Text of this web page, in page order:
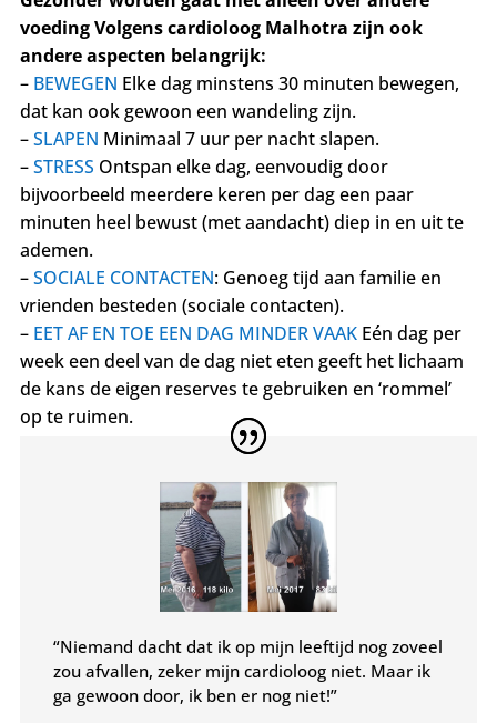
voeding Volgens cardioloog Malhotra zijn ook
andere aspecten belangrijk:
– BEWEGEN Elke dag minstens 30 minuten bewegen,
dat kan ook gewoon een wandeling zijn.
–SLAPEN Minimaal 7 uur per nacht slapen.
–STRESS Ontspan elke dag, eenvoudig door
bijvoorbeeld meerdere keren per dag een paar
minuten heel bewust (met aandacht) diep in en uit te
ademen.
–SOCIALE CONTACTEN: Genoeg tijd aan familie en
vrienden besteden (sociale contacten).
– EET AF EN TOE EEN DAG MINDER VAAKEén dag per
week een deel van de dag niet eten geeft het lichaam
de kans de eigen reserves te gebruiken en ‘rommel’
op te ruimen.
“Niemand dacht dat ik op mijn leeftijd nog zoveel
zou afvallen, zeker mijn cardioloog niet. Maar ik
ga gewoon door, ik ben er nog niet!”